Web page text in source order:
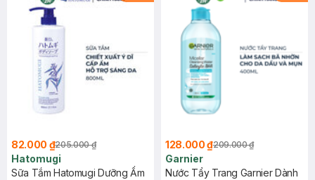
82.000 ₫205.000 ₫
Hatomugi
Sữa Tắm Hatomugi Dưỡng Ẩm
128.000 ₫209.000 ₫
Garnier
Nước Tẩy Trang Garnier Dành